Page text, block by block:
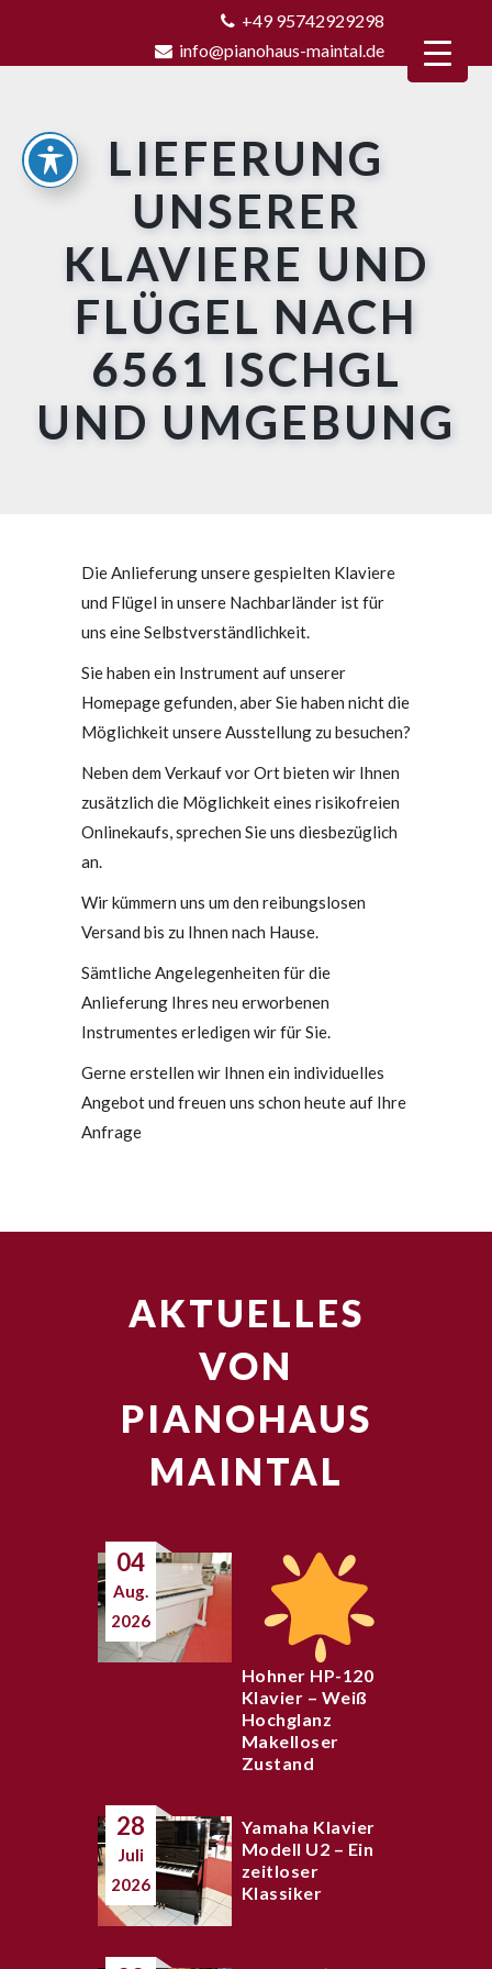
+49 95742929298
info@pianohaus-maintal.de
LIEFERUNG
UNSERER
KLAVIERE UND
FLÜGEL NACH
6561 ISCHGL
UND UMGEBUNG
Die Anlieferung unsere gespielten Klaviere
und Flügel in unsere Nachbarländer ist für
uns eine Selbstverständlichkeit.
Sie haben ein Instrument auf unserer
Homepage gefunden, aber Sie haben nicht die
Möglichkeit unsere Ausstellung zu besuchen?
Neben dem Verkauf vor Ort bieten wir Ihnen
zusätzlich die Möglichkeit eines risikofreien
Onlinekaufs, sprechen Sie uns diesbezüglich
an.
Wir kümmern uns um den reibungslosen
Versand bis zu Ihnen nach Hause.
Sämtliche Angelegenheiten für die
Anlieferung Ihres neu erworbenen
Instrumentes erledigen wir für Sie.
Gerne erstellen wir Ihnen ein individuelles
Angebot und freuen uns schon heute auf Ihre
Anfrage
AKTUELLES
VON
PIANOHAUS
MAINTAL
04
Aug.
2026
Hohner HP-120
Klavier – Weiß
Hochglanz
Makelloser
Zustand
28
Juli
2026
Yamaha Klavier
Modell U2 – Ein
zeitloser
Klassiker